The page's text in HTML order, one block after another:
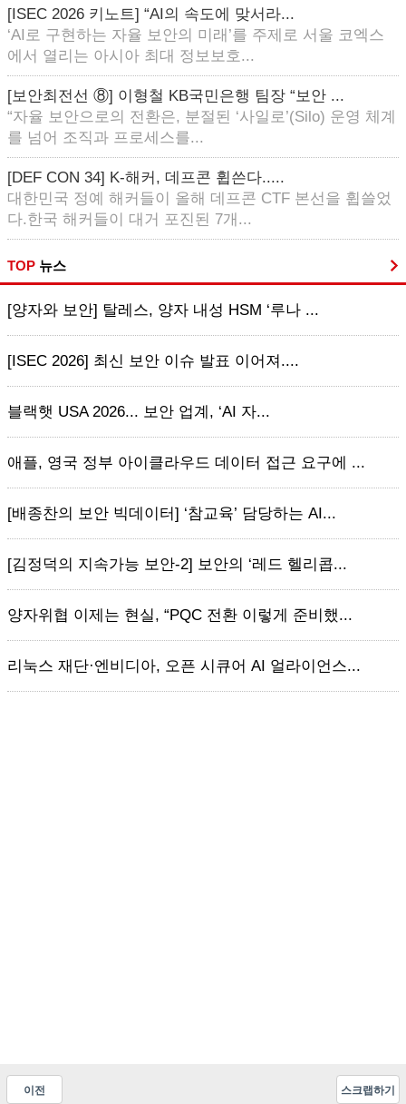
[ISEC 2026 키노트] “AI의 속도에 맞서라...
‘AI로 구현하는 자율 보안의 미래’를 주제로 서울 코엑스
에서 열리는 아시아 최대 정보보호...
[보안최전선 ⑧] 이형철 KB국민은행 팀장 “보안 ...
“자율 보안으로의 전환은, 분절된 ‘사일로’(Silo) 운영 체계
를 넘어 조직과 프로세스를...
[DEF CON 34] K-해커, 데프콘 휩쓴다.....
대한민국 정예 해커들이 올해 데프콘 CTF 본선을 휩쓸었
다.한국 해커들이 대거 포진된 7개...
TOP 뉴스
[양자와 보안] 탈레스, 양자 내성 HSM ‘루나 ...
[ISEC 2026] 최신 보안 이슈 발표 이어져....
블랙햇 USA 2026... 보안 업계, ‘AI 자...
애플, 영국 정부 아이클라우드 데이터 접근 요구에 ...
[배종찬의 보안 빅데이터] ‘참교육’ 담당하는 AI...
[김정덕의 지속가능 보안-2] 보안의 ‘레드 헬리콥...
양자위협 이제는 현실, “PQC 전환 이렇게 준비했...
리눅스 재단·엔비디아, 오픈 시큐어 AI 얼라이언스...
이전 스크랩하기